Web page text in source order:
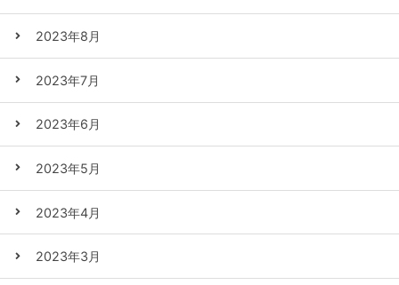
2023年8月
2023年7月
2023年6月
2023年5月
2023年4月
2023年3月